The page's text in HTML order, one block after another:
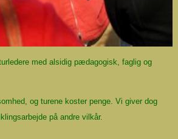
med alsidig pædagogisk, faglig og
og turene koster penge. Vi giver dog
på andre vilkår.